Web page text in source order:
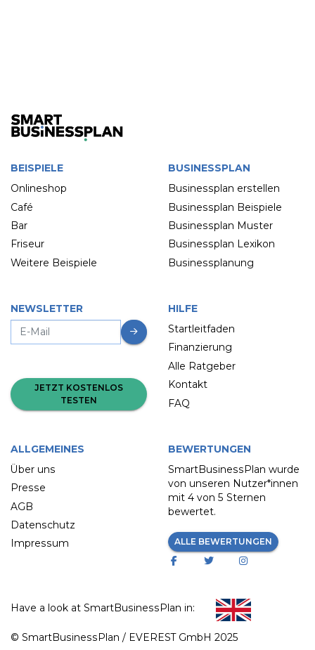
BEISPIELE
Onlineshop
Café
Bar
Friseur
Weitere Beispiele
BUSINESSPLAN
Businessplan erstellen
Businessplan Beispiele
Businessplan Muster
Businessplan Lexikon
Businessplanung
NEWSLETTER
JETZT KOSTENLOS
TESTEN
HILFE
Startleitfaden
Finanzierung
Alle Ratgeber
Kontakt
FAQ
ALLGEMEINES
Über uns
Presse
AGB
Datenschutz
Impressum
BEWERTUNGEN
SmartBusinessPlan wurde
von unseren Nutzer*innen
mit 4 von 5 Sternen
bewertet.
ALLE BEWERTUNGEN
© SmartBusinessPlan / EVEREST GmbH 2025
Have a look at SmartBusinessPlan in: